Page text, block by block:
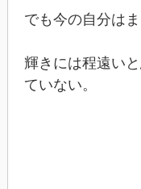
でも今の自分は
輝きには程遠い
ていない。